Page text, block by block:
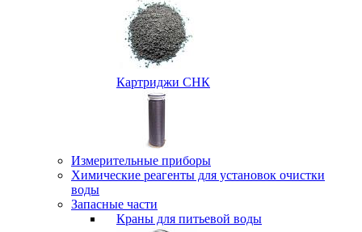
Картриджи СНК
Измерительные приборы
Химические реагенты для установок очистки
воды
Запасные части
Краны для питьевой воды